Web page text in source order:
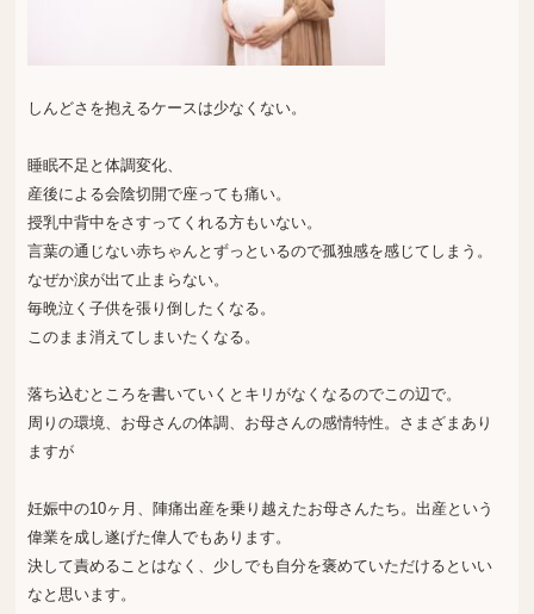
しんどさを抱えるケースは少なくない。
睡眠不足と体調変化、
産後による会陰切開で座っても痛い。
授乳中背中をさすってくれる方もいない。
言葉の通じない赤ちゃんとずっといるので孤独感を感じてしまう。
なぜか涙が出て止まらない。
毎晩泣く子供を張り倒したくなる。
このまま消えてしまいたくなる。
落ち込むところを書いていくとキリがなくなるのでこの辺で。
周りの環境、お母さんの体調、お母さんの感情特性。さまざまあり
ますが
妊娠中の10ヶ月、陣痛出産を乗り越えたお母さんたち。出産という
偉業を成し遂げた偉人でもあります。
決して責めることはなく、少しでも自分を褒めていただけるといい
なと思います。